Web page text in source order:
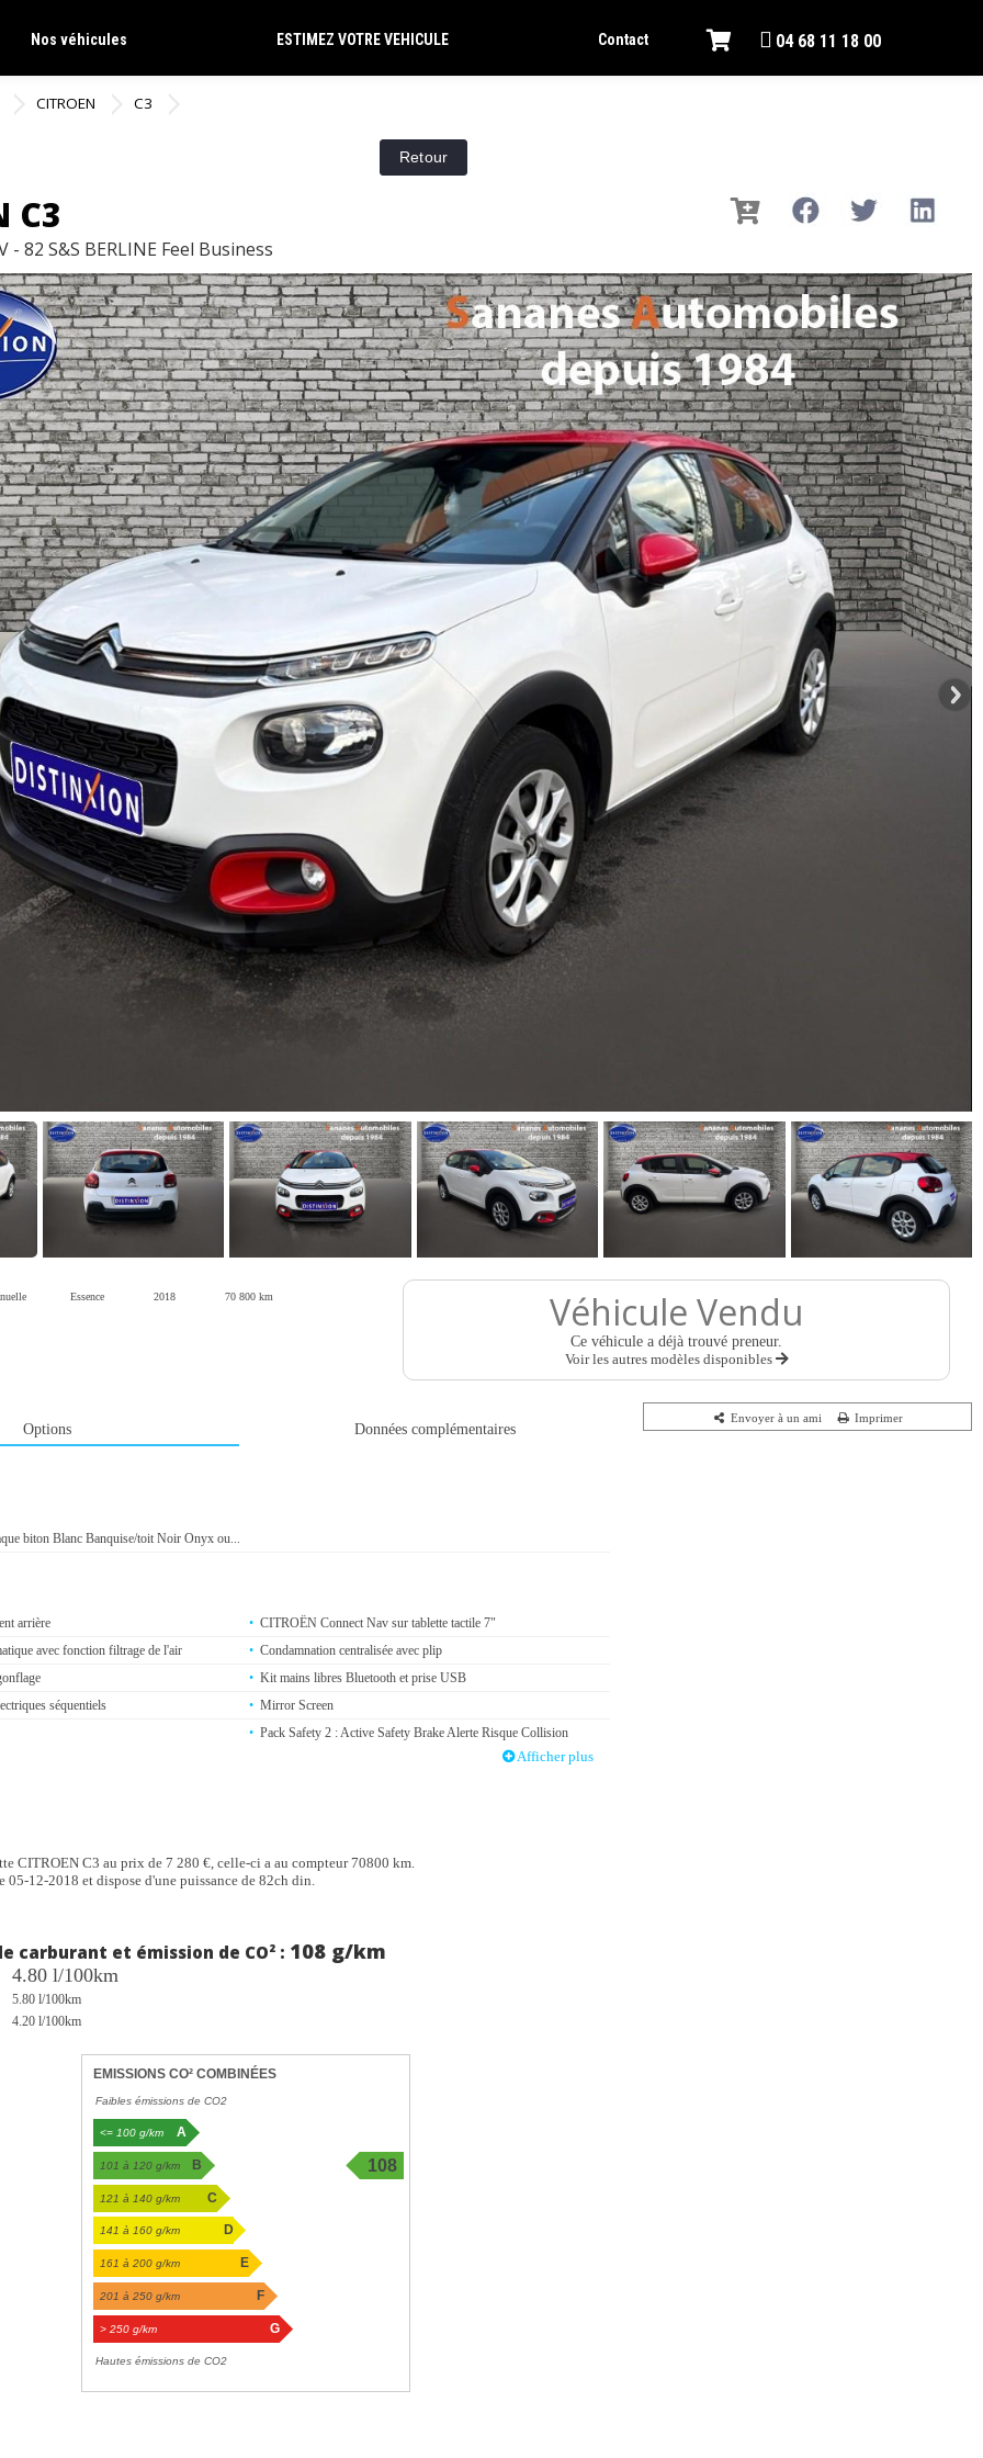
Nos véhicules ESTIMEZ VOTRE VEHICULE Contact 04 68 11 18 00
CITROEN C3
C3
- 82 S&S BERLINE Feel Business
Essence 2018 70 800 km Véhicule Vendu
Ce véhicule a déjà trouvé preneur.
Voir les autres modèles disponibles
Options Données complémentaires
biton Blanc Banquise/toit Noir Onyx ou...
arrière
CITROËN Connect Nav sur tablette tactile 7"
avec fonction filtrage de l'air
Condamnation centralisée avec plip
Kit mains libres Bluetooth et prise USB
séquentiels
Mirror Screen
Pack Safety 2 : Active Safety Brake Alerte Risque Collision
(ARC) Commutation automatique des feux de route Rétroviseur
Essuie-glace à déclenchement
et en profondeur
Afficher plus
CITROEN C3 au prix de 7 280 €, celle-ci a au compteur 70800 km.
05-12-2018 et dispose d'une puissance de 82ch din.
carburant et émission de CO² : 108 g/km
4.80 l/100km
5.80 l/100km
4.20 l/100km
EMISSIONS CO² COMBINÉES
Faibles émissions de CO2
<= 100 g/km A
101 à 120 g/km B
108
121 à 140 g/km C
141 à 160 g/km D
161 à 200 g/km E
201 à 250 g/km F
> 250 g/km G
Hautes émissions de CO2
Envoyer à un ami Imprimer